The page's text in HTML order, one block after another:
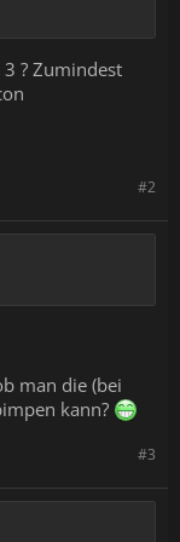
? Zumindest
#2
man die (bei
kann?
#3